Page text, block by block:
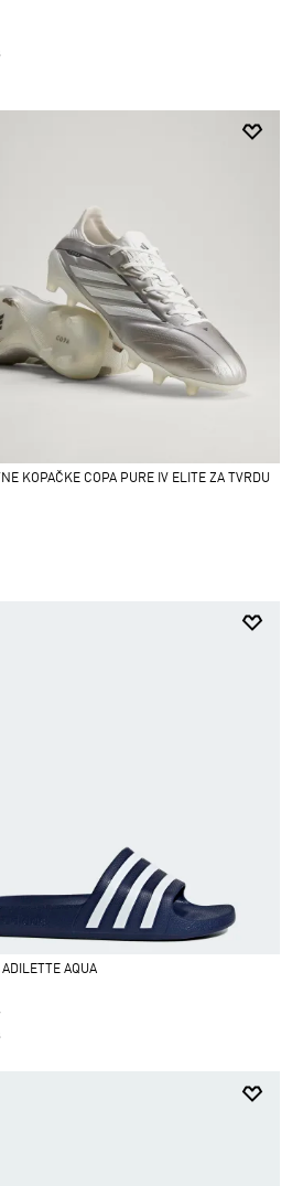
KOPAČKE COPA PURE IV ELITE ZA TVRDU
AQUA